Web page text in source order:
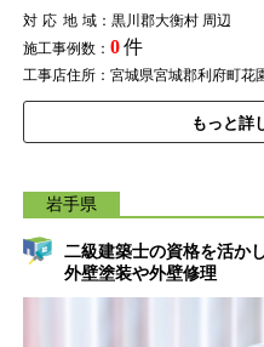
対応地域：黒川郡大衡村 周辺
施工事例数： 0件
工事店住所：宮城県宮城郡利府町花
もっと詳
岩手県
二級建築士の資格を活か
外壁塗装や外壁修理